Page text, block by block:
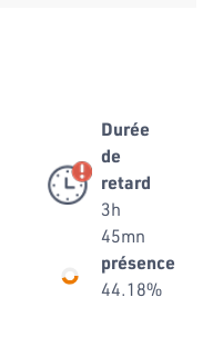
Durée
de
retard
3h
45mn
présence
44.18%